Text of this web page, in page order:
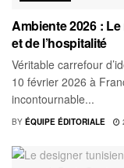
Ambiente 2026 :
et de l’hospitalité
Véritable carrefour
10 février 2026 à
incontournable...
BY ÉQUIPE ÉDITORIALE